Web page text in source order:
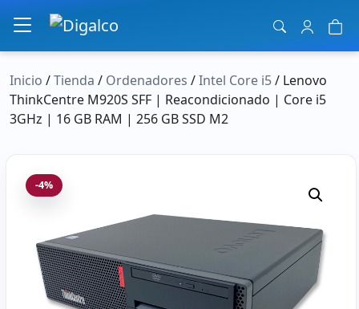
Navegación principal
Inicio /Tienda / Ordenadores /Intel Core i5/ Lenovo
ThinkCentre M920S SFF | Reacondicionado | Core i5
3GHz | 16 GB RAM | 256 GB SSD M2
-4%